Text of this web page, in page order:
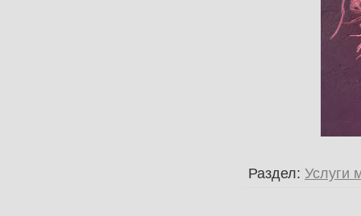
Раздел: Услуги